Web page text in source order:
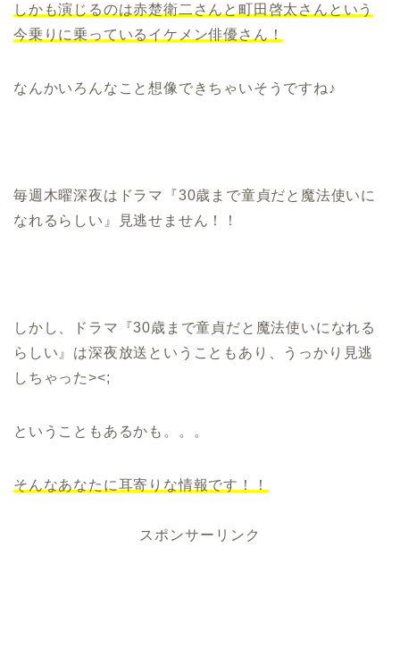
しかも演じるのは赤楚衛二さんと町田啓太さんという
今乗りに乗っているイケメン俳優さん！
なんかいろんなこと想像できちゃいそうですね♪
毎週木曜深夜はドラマ『30歳まで童貞だと魔法使いに
なれるらしい』見逃せません！！
しかし、ドラマ『30歳まで童貞だと魔法使いになれる
らしい』は深夜放送ということもあり、うっかり見逃
しちゃった><;
ということもあるかも。。。
そんなあなたに耳寄りな情報です！！
スポンサーリンク